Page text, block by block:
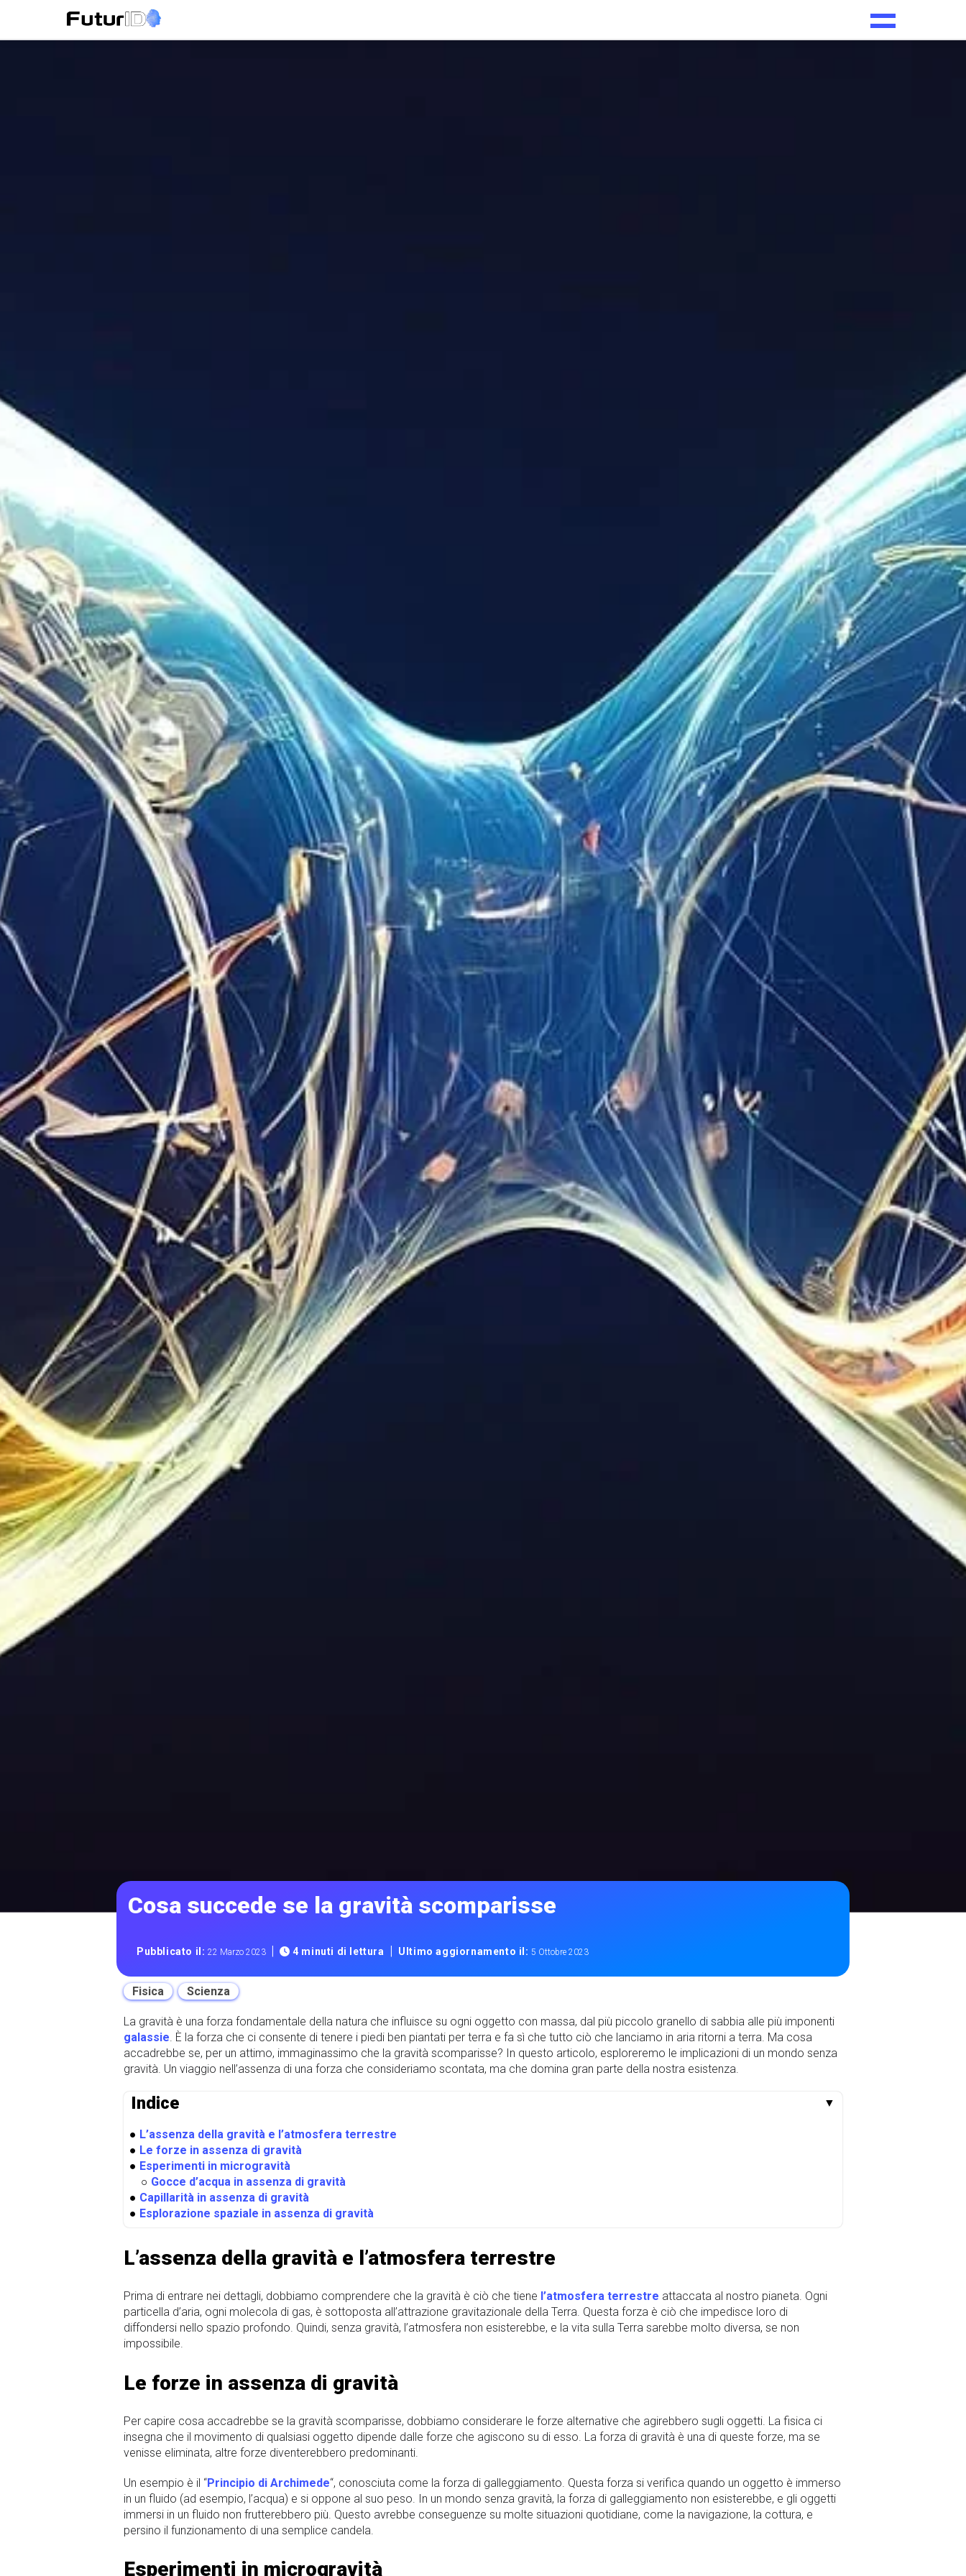
Cosa succede se la gravità scomparisse
Pubblicato il:22 Marzo 2023 | 4 minuti di lettura | Ultimo aggiornamento il:5 Ottobre 2023
Fisica Scienza
La gravità è una forza fondamentale della natura che influisce su ogni oggetto con massa, dal più piccolo granello di sabbia alle più imponenti
galassie. È la forza che ci consente di tenere i piedi ben piantati per terra e fa sì che tutto ciò che lanciamo in aria ritorni a terra. Ma cosa
accadrebbe se, per un attimo, immaginassimo che la gravità scomparisse? In questo articolo, esploreremo le implicazioni di un mondo senza
gravità. Un viaggio nell’assenza di una forza che consideriamo scontata, ma che domina gran parte della nostra esistenza.
Indice ▼
● L’assenza della gravità e l’atmosfera terrestre
● Le forze in assenza di gravità
● Esperimenti in microgravità
○ Gocce d’acqua in assenza di gravità
● Capillarità in assenza di gravità
● Esplorazione spaziale in assenza di gravità
L’assenza della gravità e l’atmosfera terrestre
Prima di entrare nei dettagli, dobbiamo comprendere che la gravità è ciò che tiene l’atmosfera terrestre attaccata al nostro pianeta. Ogni
particella d’aria, ogni molecola di gas, è sottoposta all’attrazione gravitazionale della Terra. Questa forza è ciò che impedisce loro di
diffondersi nello spazio profondo. Quindi, senza gravità, l’atmosfera non esisterebbe, e la vita sulla Terra sarebbe molto diversa, se non
impossibile.
Le forze in assenza di gravità
Per capire cosa accadrebbe se la gravità scomparisse, dobbiamo considerare le forze alternative che agirebbero sugli oggetti. La fisica ci
insegna che il movimento di qualsiasi oggetto dipende dalle forze che agiscono su di esso. La forza di gravità è una di queste forze, ma se
venisse eliminata, altre forze diventerebbero predominanti.
Un esempio è il “Principio di Archimede“, conosciuta come la forza di galleggiamento. Questa forza si verifica quando un oggetto è immerso
in un fluido (ad esempio, l’acqua) e si oppone al suo peso. In un mondo senza gravità, la forza di galleggiamento non esisterebbe, e gli oggetti
immersi in un fluido non frutterebbero più. Questo avrebbe conseguenze su molte situazioni quotidiane, come la navigazione, la cottura, e
persino il funzionamento di una semplice candela.
Esperimenti in microgravità